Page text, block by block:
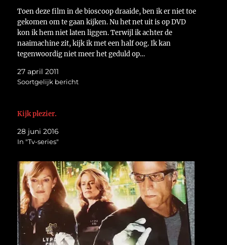
Toen deze film in de bioscoop draaide, ben ik er niet toe
gekomen om te gaan kijken. Nu het net uit is op DVD
kon ik hem niet laten liggen. Terwijl ik achter de
naaimachine zit, kijk ik met een half oog. Ik kan
tegenwoordig niet meer het geduld op…
27 april 2011
Soortgelijk bericht
Kijk plezier.
28 juni 2016
In "Tv-series"